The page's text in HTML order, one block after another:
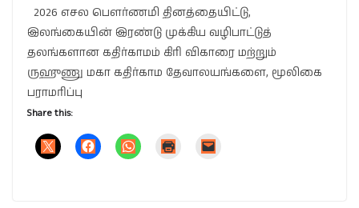
2026 எசல பௌர்ணமி தினத்தையிட்டு,
இலங்கையின் இரண்டு முக்கிய வழிபாட்டுத்
தலங்களான கதிர்காமம் கிரி விகாரை மற்றும்
ருஹுணு மகா கதிர்காம தேவாலயங்களை, மூலிகை
பராமரிப்பு
Share this: